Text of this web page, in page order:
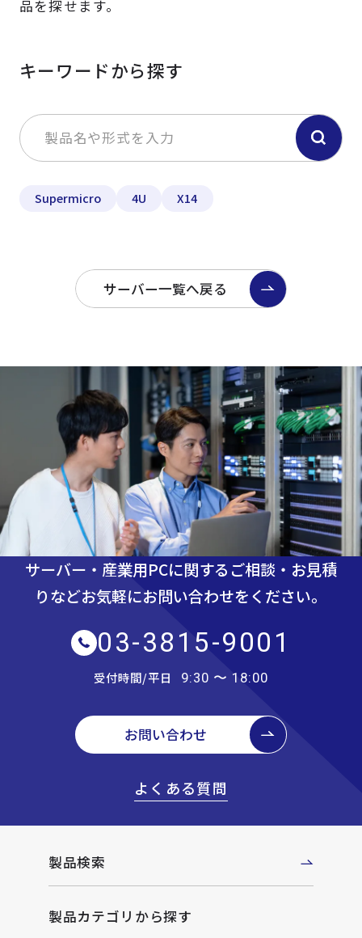
品を探せます。
キーワードから探す
Supermicro 4U X14
サーバー一覧へ戻る
サーバー・産業用PCに関するご相談・お見積
りなどお気軽にお問い合わせをください。
03-3815-9001
受付時間/平日 9:30 〜 18:00
お問い合わせ
よくある質問
製品検索
製品カテゴリから探す